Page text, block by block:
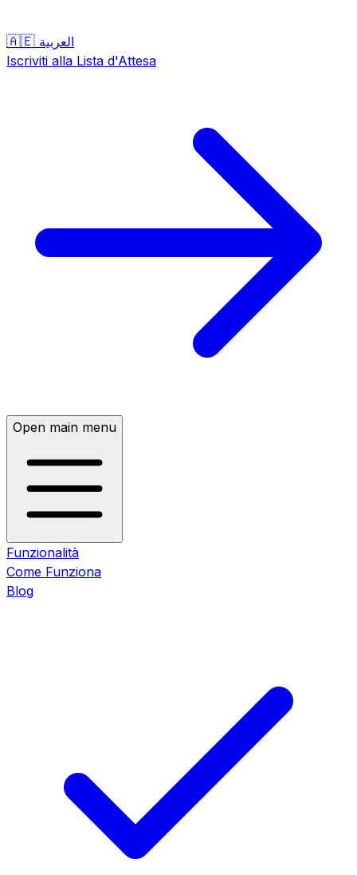
🇦🇪 العربية
Iscriviti alla Lista d'Attesa
Open main menu
Funzionalità
Come Funziona
Blog